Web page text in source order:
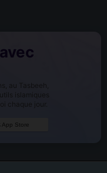
au Tasbeeh,
islamiques
chaque jour.
App Store